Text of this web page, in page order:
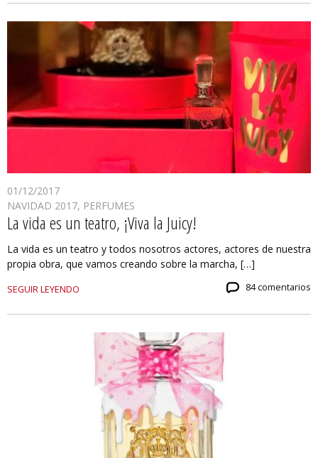
01/12/2017
NAVIDAD 2017, PERFUMES
La vida es un teatro, ¡Viva la Juicy!
La vida es un teatro y todos nosotros actores, actores de nuestra
propia obra, que vamos creando sobre la marcha, […]
SEGUIR LEYENDO 84 comentarios